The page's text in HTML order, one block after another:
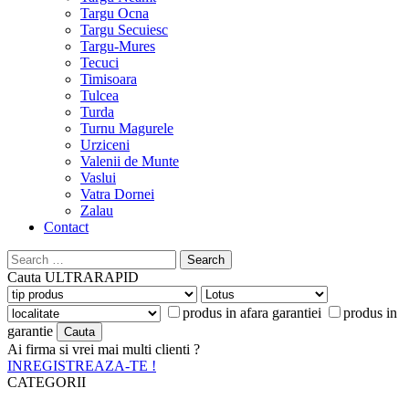
Targu Ocna
Targu Secuiesc
Targu-Mures
Tecuci
Timisoara
Tulcea
Turda
Turnu Magurele
Urziceni
Valenii de Munte
Vaslui
Vatra Dornei
Zalau
Contact
Search
for:
Cauta ULTRARAPID
produs in afara garantiei
produs in
garantie
Ai firma si vrei mai multi clienti ?
INREGISTREAZA-TE !
CATEGORII